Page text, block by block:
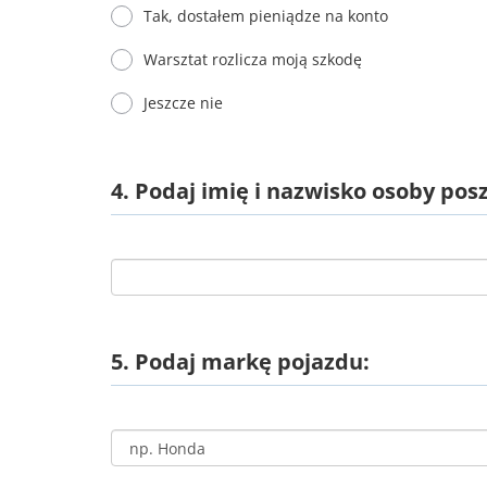
Tak, dostałem pieniądze na konto
Warsztat rozlicza moją szkodę
Jeszcze nie
4. Podaj imię i nazwisko osoby
5. Podaj markę pojazdu: